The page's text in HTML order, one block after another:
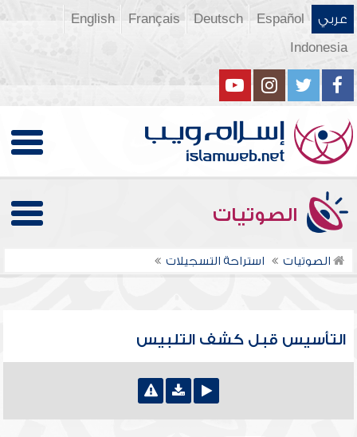
عربي Español
Deutsch
Français
English
Indonesia
الصوتيات
الصوتيات استراحة التسجيلات
التأسيس قبل كشف التلبيس